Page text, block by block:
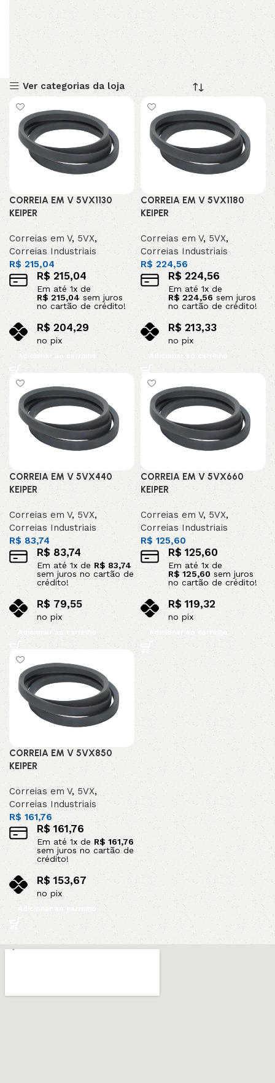
Ver categorias da loja
CORREIA EM V 5VX1130
KEIPER
Correias em V,5VX,
Correias Industriais
R$ 215,04
R$ 215,04
Em até 1x de
R$ 215,04sem juros
no cartão de crédito!
R$204,29
no pix
Adicionar ao carrinho
CORREIA EM V 5VX1180
KEIPER
Correias em V,5VX,
Correias Industriais
R$ 224,56
R$224,56
Em até1x de
R$224,56 sem juros
no cartão de crédito!
R$213,33
no pix
Adicionar ao carrinho
CORREIA EM V 5VX440
KEIPER
Correias em V, 5VX,
Correias Industriais
R$ 83,74
R$83,74
Em até1x deR$ 83,74
sem juros no cartão de
crédito!
R$79,55
no pix
Adicionar ao carrinho
CORREIA EM V 5VX660
KEIPER
Correias em V,5VX,
Correias Industriais
R$125,60
R$ 125,60
Em até1x de
R$ 125,60 sem juros
no cartão de crédito!
R$ 119,32
no pix
Adicionar ao carrinho
CORREIA EM V 5VX850
KEIPER
Correias em V,5VX,
Correias Industriais
R$ 161,76
R$ 161,76
Em até 1x de R$ 161,76
sem juros no cartão de
crédito!
R$ 153,67
no pix
Adicionar ao carrinho